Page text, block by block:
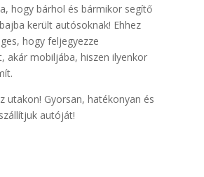
hogy bárhol és bármikor segítő
került autósoknak! Ehhez
hogy feljegyezze
akár mobiljába, hiszen ilyenkor
utakon! Gyorsan, hatékonyan és
autóját!